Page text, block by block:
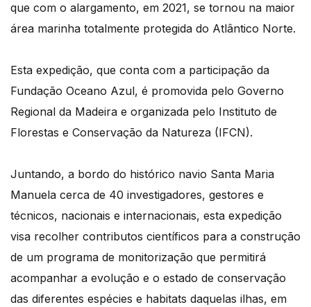
que com o alargamento, em 2021, se tornou na maior
área marinha totalmente protegida do Atlântico Norte.
Esta expedição, que conta com a participação da
Fundação Oceano Azul, é promovida pelo Governo
Regional da Madeira e organizada pelo Instituto de
Florestas e Conservação da Natureza (IFCN).
Juntando, a bordo do histórico navio Santa Maria
Manuela cerca de 40 investigadores, gestores e
técnicos, nacionais e internacionais, esta expedição
visa recolher contributos científicos para a construção
de um programa de monitorização que permitirá
acompanhar a evolução e o estado de conservação
das diferentes espécies e habitats daquelas ilhas, em